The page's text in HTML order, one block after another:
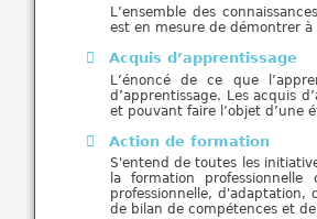
L’ensemble des
est en mesure de démontrer à
Acquis d’apprentissage
L’énoncé de ce que
d’apprentissage. Les acquis
et pouvant faire l’objet d’une
Action de formation
S'entend de toutes les
la formation
professionnelle,
de bilan de compétences et